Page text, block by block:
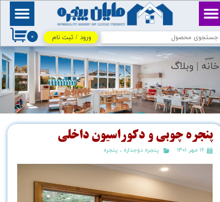
بِسْمِ ٱللَّٰهِ ٱلرَّحْمَٰنِ
ٱلرَّحِيمِ / اللهم اكفني
بحلالك عن حرامك، وأغنني
بفضلك عمَّن سواك
۰ ورود / ثبت نام
حساب کاربری من
تغییر گذر واژه
سفارشات
خروج از حساب کاربری
خانه | وبلاگ
پنجره چوبی و دکوراسیون داخلی
۱۶ مهر ۱۴۰۱ پنجره دوجداره ، پنجره